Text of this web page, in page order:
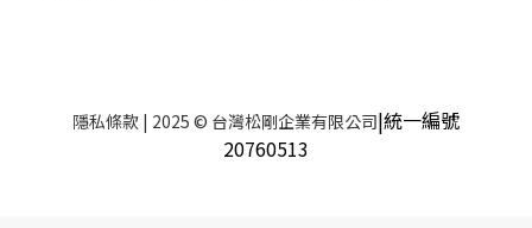
隱私條款 | 2025 © 台灣松剛企業有限公司|統一編號
20760513